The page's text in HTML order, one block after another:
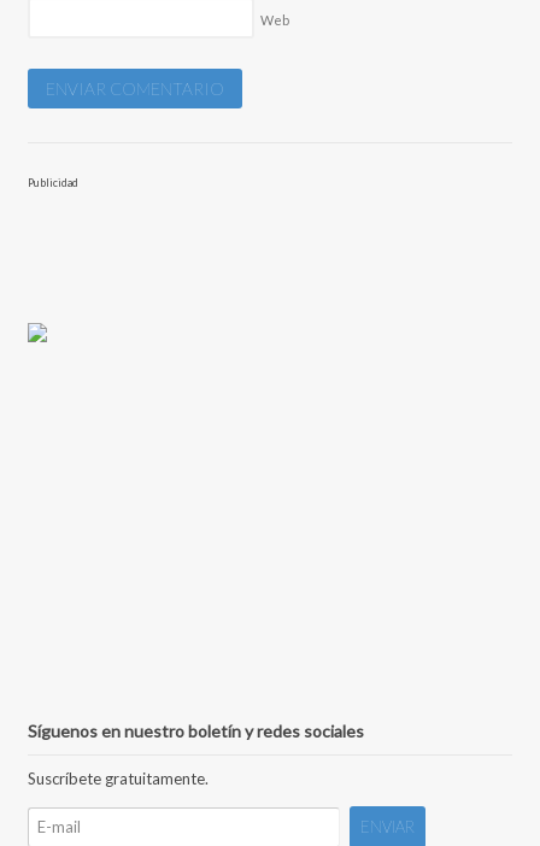
Web
Publicidad
Síguenos en nuestro boletín y redes sociales
Suscríbete gratuitamente.